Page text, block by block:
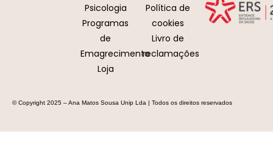
Psicologia
Programas
de
Emagrecimento
Loja
Política de
cookies
Livro de
reclamações
© Copyright 2025 – Ana Matos Sousa Unip Lda | Todos os direitos reservados